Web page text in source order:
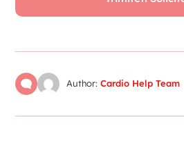
Author: Cardio Help Team